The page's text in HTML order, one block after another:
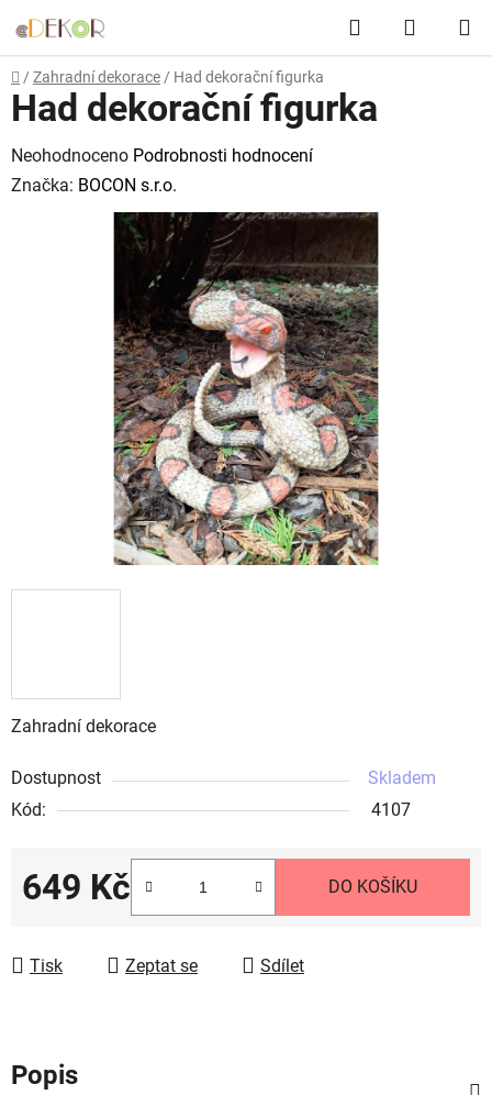
na
obsah
Hledat
KOŠÍK
Domů
/ Zahradní dekorace / Had dekorační figurka
Zahradní dekorace
Dostupnost
Skladem
Kód:
4107
649 Kč DO KOŠÍKU
Tisk Zeptat se Sdílet
Had dekorační figurka
Průměrné
hodnocení
Neohodnoceno Podrobnosti hodnocení
Značka: BOCON s.r.o.
Popis